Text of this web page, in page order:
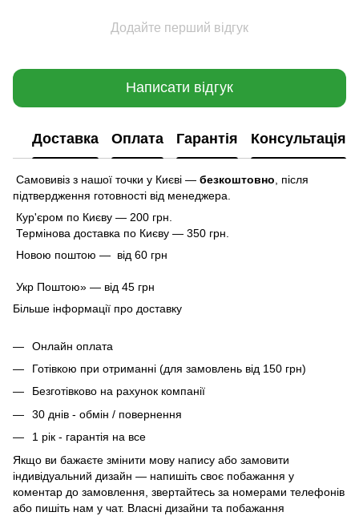
Додайте перший відгук
Написати відгук
Доставка Оплата Гарантія Консультація
Самовивіз з нашої точки у Києві — безкоштовно
після
підтвердження готовності від менеджера.
Кур'єром по Києву — 200 грн.
Термінова доставка по Києву — 350 грн.
Новою поштою — від 60 грн
Укр Поштою» — від 45 грн
Більше інформації про доставку
Онлайн оплата
Готівкою при отриманні (для замовлень від 150 грн)
Безготівково на рахунок компанії
30 днів - обмін / повернення
1 рік - гарантія на все
Якщо ви бажаєте змінити мову напису або замовити
індивідуальний дизайн — напишіть своє побажання у
коментар до замовлення, звертайтесь за номерами телефонів
або пишіть нам у чат. Власні дизайни та побажання